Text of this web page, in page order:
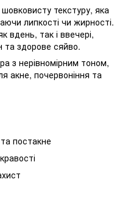
текстуру, яка
липкості чи жирності.
вдень, так і ввечері,
та здорове сяйво.
з нерівномірним тоном,
акне, почервоніння та
постакне